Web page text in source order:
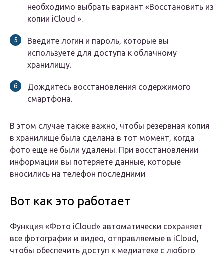
необходимо выбрать вариант «Восстановить из
копии iCloud ».
Введите логин и пароль, которые вы
используете для доступа к облачному
хранилищу.
Дождитесь восстановления содержимого
смартфона.
В этом случае также важно, чтобы резервная копия
в хранилище была сделана в тот момент, когда
фото еще не были удалены. При восстановлении
информации вы потеряете данные, которые
вносились на телефон последними
Вот как это работает
Функция «Фото iCloud» автоматически сохраняет
все фотографии и видео, отправляемые в iCloud,
чтобы обеспечить доступ к медиатеке с любого